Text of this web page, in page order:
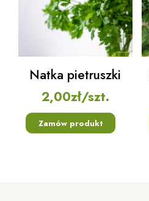
Natka pietruszki
2,00zł/szt.
Zamów produkt